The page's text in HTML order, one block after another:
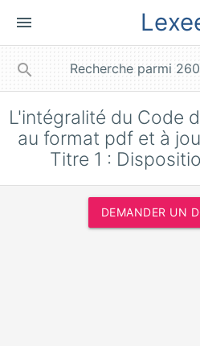
menu
search
L'intégralité du Code
au format pdf et à
Titre 1 :
DEMANDER UN